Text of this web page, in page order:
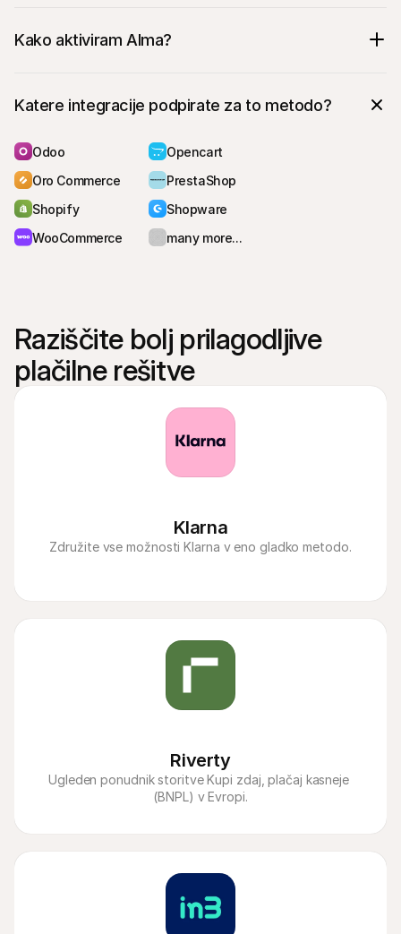
Kako aktiviram Alma?
Katere integracije podpirate za to metodo?
Odoo
Opencart
Oro Commerce
PrestaShop
Shopify
Shopware
WooCommerce
many more...
Raziščite bolj prilagodljive
plačilne rešitve
Klarna
Združite vse možnosti Klarna v eno gladko metodo.
Riverty
Ugleden ponudnik storitve Kupi zdaj, plačaj kasneje
(BNPL) v Evropi.